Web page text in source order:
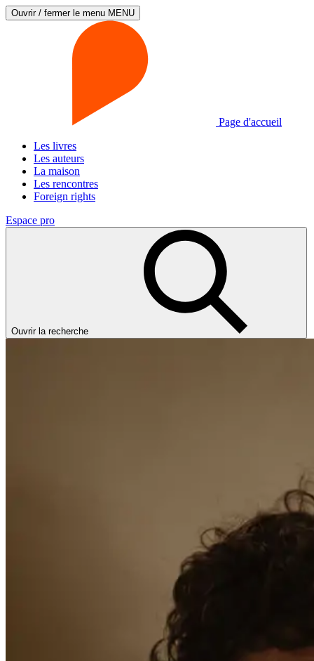
Ouvrir / fermer le menu MENU
Page d'accueil
Les livres
Les auteurs
La maison
Les rencontres
Foreign rights
Espace pro
Ouvrir la recherche